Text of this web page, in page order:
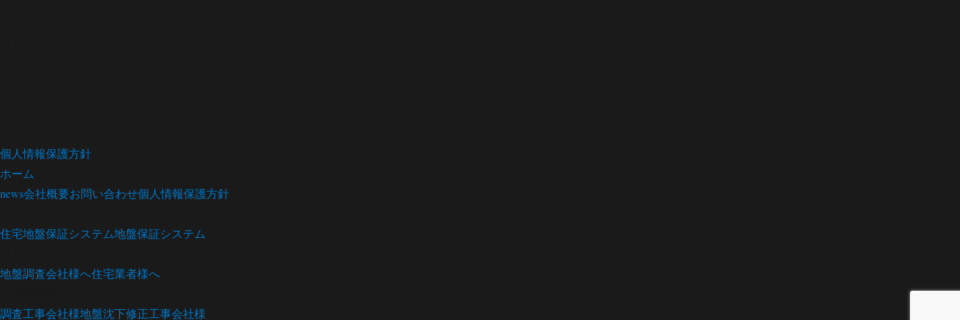
個人情報保護方針
ホーム
news会社概要お問い合わせ個人情報保護方針
住宅地盤保証システム地盤保証システム
地盤調査会社様へ住宅業者様へ
調査工事会社様地盤沈下修正工事会社様